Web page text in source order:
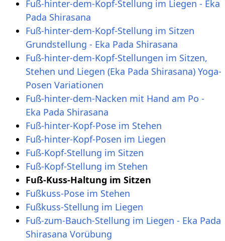
Fuß-hinter-dem-Kopf-Stellung im Liegen - Eka
Pada Shirasana
Fuß-hinter-dem-Kopf-Stellung im Sitzen
Grundstellung - Eka Pada Shirasana
Fuß-hinter-dem-Kopf-Stellungen im Sitzen,
Stehen und Liegen (Eka Pada Shirasana) Yoga-
Posen Variationen
Fuß-hinter-dem-Nacken mit Hand am Po -
Eka Pada Shirasana
Fuß-hinter-Kopf-Pose im Stehen
Fuß-hinter-Kopf-Posen im Liegen
Fuß-Kopf-Stellung im Sitzen
Fuß-Kopf-Stellung im Stehen
Fuß-Kuss-Haltung im Sitzen
Fußkuss-Pose im Stehen
Fußkuss-Stellung im Liegen
Fuß-zum-Bauch-Stellung im Liegen - Eka Pada
Shirasana Vorübung